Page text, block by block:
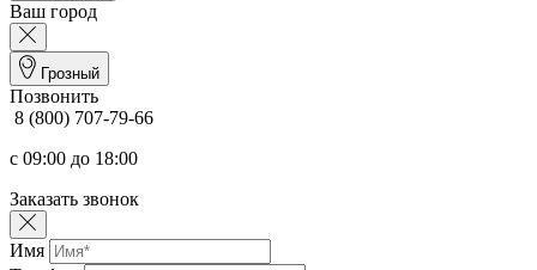
Ваш город
Грозный
Позвонить
8 (800) 707-79-66
с 09:00 до 18:00
Заказать звонок
Имя